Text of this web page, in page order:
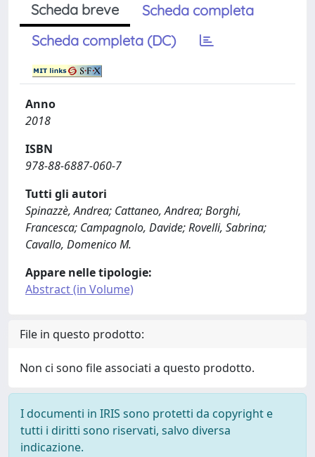
Scheda breve
Scheda completa
Scheda completa (DC)
Anno
2018
ISBN
978-88-6887-060-7
Tutti gli autori
Spinazzè, Andrea; Cattaneo, Andrea; Borghi,
Francesca; Campagnolo, Davide; Rovelli, Sabrina;
Cavallo, Domenico M.
Appare nelle tipologie:
Abstract (in Volume)
File in questo prodotto:
Non ci sono file associati a questo prodotto.
I documenti in IRIS sono protetti da copyright e
tutti i diritti sono riservati, salvo diversa
indicazione.